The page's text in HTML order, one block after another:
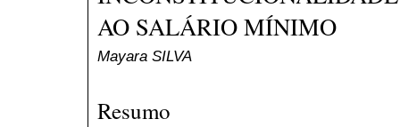
AO SALÁRIO MÍNIMO
Mayara SILVA
Resumo